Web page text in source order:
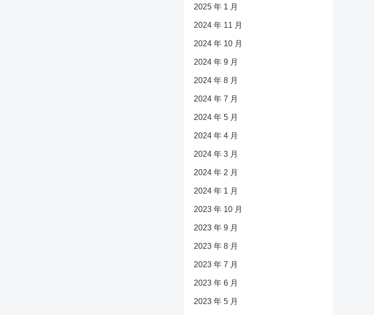
2025 年 1 月
2024 年 11 月
2024 年 10 月
2024 年 9 月
2024 年 8 月
2024 年 7 月
2024 年 5 月
2024 年 4 月
2024 年 3 月
2024 年 2 月
2024 年 1 月
2023 年 10 月
2023 年 9 月
2023 年 8 月
2023 年 7 月
2023 年 6 月
2023 年 5 月